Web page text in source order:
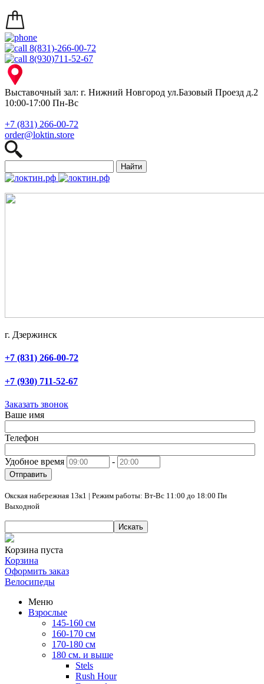
8(831)-266-00-72
8(930)711-52-67
Выставочный зал: г. Нижний Новгород ул.Базовый Проезд д.2
10:00-17:00 Пн-Вс
+7 (831) 266-00-72
order@loktin.store
Найти
г. Дзержинск
+7 (831) 266-00-72
+7 (930) 711-52-67
Заказать звонок
Ваше имя
Телефон
Удобное время -
Отправить
Окская набережная 13к1 | Режим работы: Вт-Вс 11:00 до 18:00 Пн
Выходной
Искать
Корзина пуста
Корзина
Оформить заказ
Велосипеды
Меню
Взрослые
145-160 см
160-170 см
170-180 см
180 см. и выше
Stels
Rush Hour